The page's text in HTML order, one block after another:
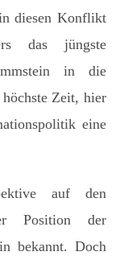
diesen Konflikt
das jüngste
in die
Zeit, hier
eine
auf den
Position der
bekannt. Doch